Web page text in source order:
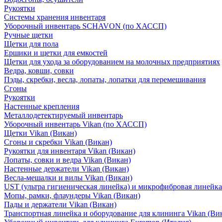
Рукоятки
Системы хранения инвентаря
Уборочный инвентарь SCHAVON (по ХАССП)
Ручные щетки
Щетки для пола
Ершики и щетки для емкостей
Щетки для ухода за оборудованием на молочных предприятиях
Ведра, ковши, совки
Пэды, скребки, весла, лопаты, лопатки для перемешивания
Сгоны
Рукоятки
Настенные крепления
Металлодетектируемый инвентарь
Уборочный инвентарь Vikan (по ХАССП)
Щетки Vikan (Викан)
Сгоны и скребки Vikan (Викан)
Рукоятки для инвентаря Vikan (Викан)
Лопаты, совки и ведра Vikan (Викан)
Настенные держатели Vikan (Викан)
Весла-мешалки и вилы Vikan (Викан)
UST (ультра гигиеническая линейка) и микрофибровая линейка
Мопы, рамки, флаундеры Vikan (Викан)
Пады и держатели Vikan (Викан)
Транспортная линейка и оборудование для клининга Vikan